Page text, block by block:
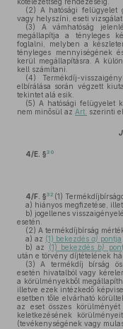
(2) A hatósági felügyelet
vagy helyszíni, eseti
(3) A vámhatóság
megállapítja a tényleges
foglalni, melyben a
tényleges mennyiségének
kerül megállapításra. A
kell számítani.
(4) Termékdíj-
elbírálása során végzett
tekintet alá esik.
(5) A hatósági felügyelet
nem minősül az Art. szerinti
4/E. §30
4/F. §32 (1)
a) hiányos megfizetése,
b) jogellenes
esetén.
(2) A termékdíjbírság
a) az (1) bekezdés a) pontja
b) az (1) bekezdésb)
után e törvény díjtételének
(3) A termékdíj bírság
esetén hivatalból vagy
a körülményekből
illetve ezek intézkedő
esetben tőle elvárható
az eset összes
keletkezésének
(tevékenységének vagy